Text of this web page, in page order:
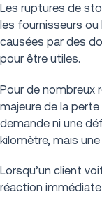
Les ruptures de
les fournisseurs
causées par des
pour être utiles.
Pour de nombreux
majeure de la
demande ni une
kilomètre, mais
Lorsqu’un client
réaction